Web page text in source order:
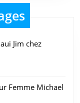
Jim chez
Femme Michael